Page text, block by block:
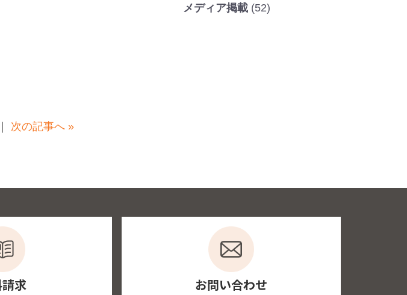
メディア掲載 (52)
次の記事へ »
求 お問い合わせ